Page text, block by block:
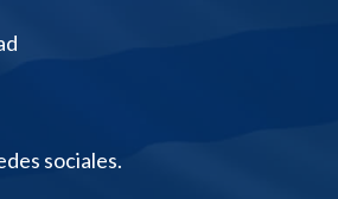
sociales.